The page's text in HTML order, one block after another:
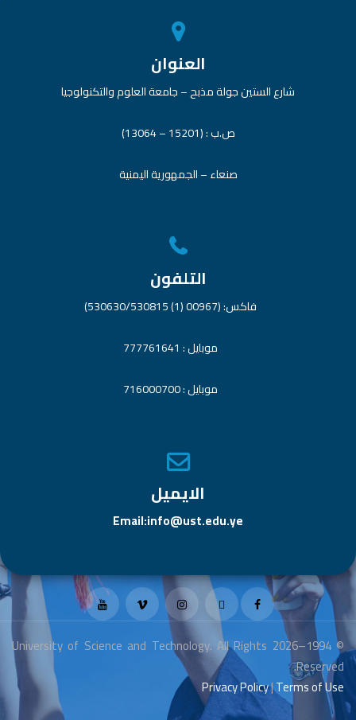
العنوان
شارع الستين جولة مذبح – جامعة العلوم والتكنولوجيا
ص.ب : (15201 – 13064)
صنعاء – الجمهورية اليمنية
التلفون
فاكس: (00967 (1) 530630/530815)
موبايل : 777761641
موبايل : 716000700
الايميل
Email:info@ust.edu.ye
© 1994–2026 University of Science and Technology. All Rights
Reserved.
Privacy Policy|Terms of Use